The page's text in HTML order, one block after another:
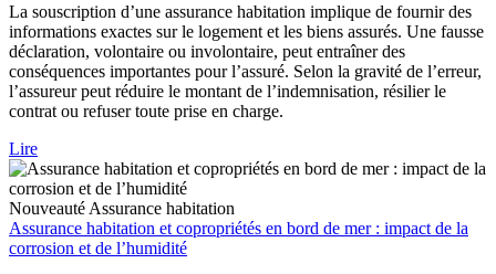
La souscription d’une assurance habitation implique de fournir des
informations exactes sur le logement et les biens assurés. Une fausse
déclaration, volontaire ou involontaire, peut entraîner des
conséquences importantes pour l’assuré. Selon la gravité de l’erreur,
l’assureur peut réduire le montant de l’indemnisation, résilier le
contrat ou refuser toute prise en charge.
Lire
Nouveauté Assurance habitation
Assurance habitation et copropriétés en bord de mer : impact de la
corrosion et de l’humidité